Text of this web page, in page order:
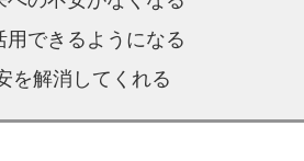
できるようになる
を解消してくれる